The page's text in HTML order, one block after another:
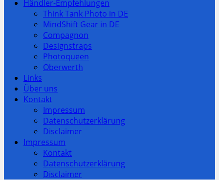
Händler-Empfehlungen
Think Tank Photo in DE
MindShift Gear in DE
Compagnon
Designstraps
Photoqueen
Oberwerth
Links
Über uns
Kontakt
Impressum
Datenschutzerklärung
Disclaimer
Impressum
Kontakt
Datenschutzerklärung
Disclaimer